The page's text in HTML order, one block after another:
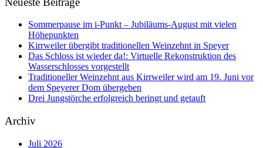
Sommerpause im i-Punkt – Jubiläums-August mit vielen
Höhepunkten
Kirrweiler übergibt traditionellen Weinzehnt in Speyer
Das Schloss ist wieder da!: Virtuelle Rekonstruktion des
Wasserschlosses vorgestellt
Traditioneller Weinzehnt aus Kirrweiler wird am 19. Juni vor
dem Speyerer Dom übergeben
Drei Jungstörche erfolgreich beringt und getauft
Archiv
Juli 2026